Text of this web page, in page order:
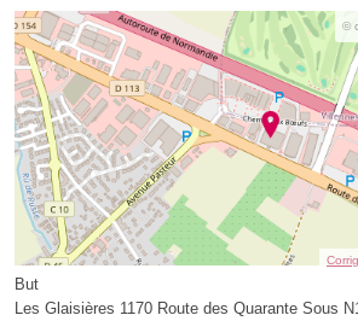
©
But
Les Glaisières 1170 Route des Quarante Sous